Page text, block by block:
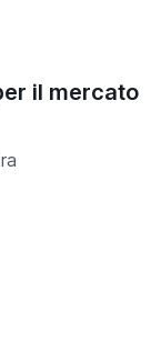
il mercato